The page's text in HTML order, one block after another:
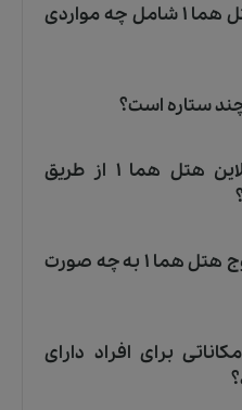
امکانات رفاهی هتل هما ۱ شامل چه مواردی
آیا امکان رزرو آنلاین هتل هما ۱ از طریق
ساعت ورود و خروج هتل هما ۱ به چه صورت
۱ چه امکاناتی برای افراد دارای